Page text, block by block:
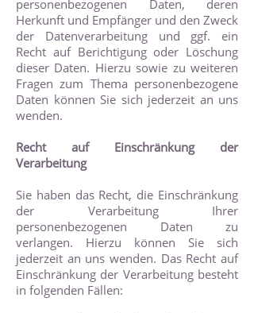
personenbezogenen Daten, deren
Herkunft und Empfänger und den Zweck
der Datenverarbeitung und ggf. ein
Recht auf Berichtigung oder Löschung
dieser Daten. Hierzu sowie zu weiteren
Fragen zum Thema personenbezogene
Daten können Sie sich jederzeit an uns
wenden.
Recht auf Einschränkung der
Verarbeitung
Sie haben das Recht, die Einschränkung
der Verarbeitung Ihrer
personenbezogenen Daten zu
verlangen. Hierzu können Sie sich
jederzeit an uns wenden. Das Recht auf
Einschränkung der Verarbeitung besteht
in folgenden Fällen: